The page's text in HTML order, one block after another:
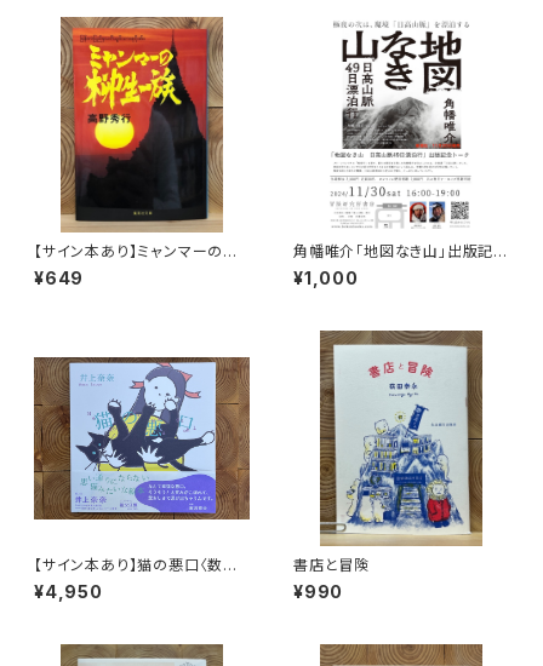
【サイン本あり】ミャンマーの柳
生一族
¥649
角幡唯介「地図なき山」出版記念
トークイベント録画視聴権
¥1,000
【サイン本あり】猫の悪口〈数量
限定・オリジナルトート付き〉
¥4,950
書店と冒険
¥990